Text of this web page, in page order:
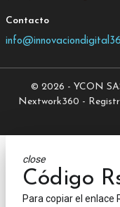
Contacto
© 2026 - YCON
Nextwork360 -
close
Código
Para copiar el enlace